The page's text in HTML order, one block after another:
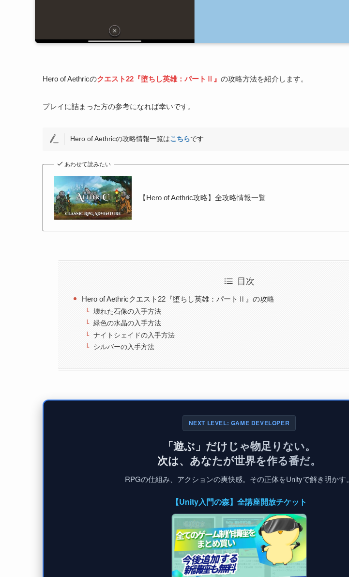
Hero of Aethricのクエスト22『堕ちし英雄：パートⅡ』 の攻略方法を紹介します。
プレイに詰まった方の参考になれば幸いです。
Hero of Aethricの攻略情報一覧はこちらです
あわせて読みたい
【Hero of Aethric攻略】全攻略情報一覧
目次
Hero of Aethricクエスト22『堕ちし英雄：パートⅡ』の攻略
壊れた石像の入手方法
緑色の水晶の入手方法
ナイトシェイドの入手方法
シルバーの入手方法
NEXT LEVEL: GAME DEVELOPER
「遊ぶ」だけじゃ物足りない。
次は、あなたが世界を作る番だ。
RPGの仕組み、アクションの爽快感。その正体をUnityで解き明かす。
【Unity入門の森】全講座開放チケット